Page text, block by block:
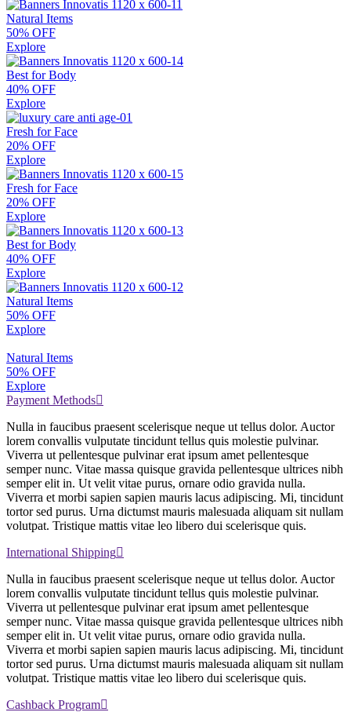
Natural Items
50% OFF
Explore
Best for Body
40% OFF
Explore
Fresh for Face
20% OFF
Explore
Fresh for Face
20% OFF
Explore
Best for Body
40% OFF
Explore
Natural Items
50% OFF
Explore
Natural Items
50% OFF
Explore
Payment Methods
Nulla in faucibus praesent scelerisque neque ut tellus dolor. Auctor
lorem convallis vulputate tincidunt tellus quis molestie pulvinar.
Viverra ut pellentesque pulvinar erat ipsum amet pellentesque
semper nunc. Vitae massa quisque gravida pellentesque ultrices nibh
semper elit in. Ut velit vitae purus, ornare odio gravida nulla.
Viverra et morbi sapien sapien mauris lacus adipiscing. Mi, tincidunt
tortor sed purus. Urna dictumst mauris malesuada aliquam sit nullam
volutpat. Tristique mattis vitae leo libero dui scelerisque quis.
International Shipping
Nulla in faucibus praesent scelerisque neque ut tellus dolor. Auctor
lorem convallis vulputate tincidunt tellus quis molestie pulvinar.
Viverra ut pellentesque pulvinar erat ipsum amet pellentesque
semper nunc. Vitae massa quisque gravida pellentesque ultrices nibh
semper elit in. Ut velit vitae purus, ornare odio gravida nulla.
Viverra et morbi sapien sapien mauris lacus adipiscing. Mi, tincidunt
tortor sed purus. Urna dictumst mauris malesuada aliquam sit nullam
volutpat. Tristique mattis vitae leo libero dui scelerisque quis.
Cashback Program